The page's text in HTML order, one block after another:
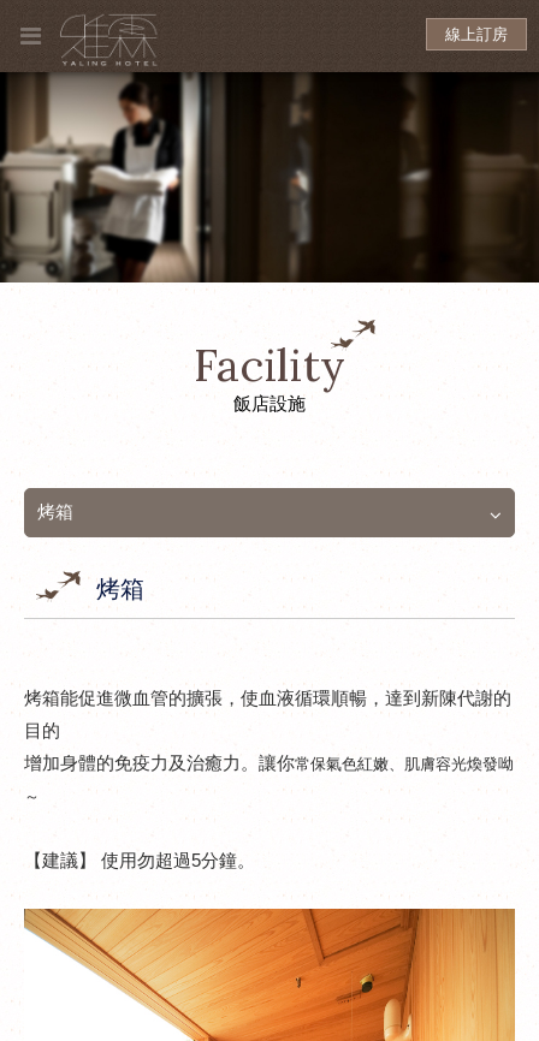
線上訂房
Facility
飯店設施
烤箱
烤箱
烤箱能促進微血管的擴張，使血液循環順暢，達到新陳代謝的
目的
增加身體的免疫力及治癒力。讓你常保氣色紅嫩、肌膚容光煥發呦
～
【建議】 使用勿超過5分鐘。